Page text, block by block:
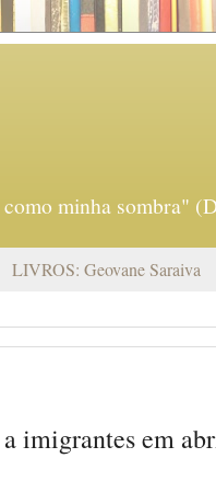
minha sombra"
LIVROS: Geovane Saraiva
imigrantes em